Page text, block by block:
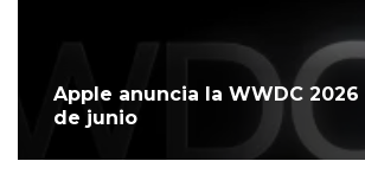
Apple anuncia la WWDC 2026
de junio